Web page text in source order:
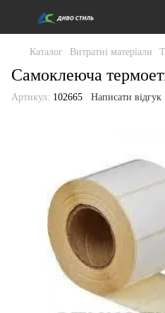
Каталог Витратні матеріали
Самоклеюча
Артикул: 102665 Написати відгук